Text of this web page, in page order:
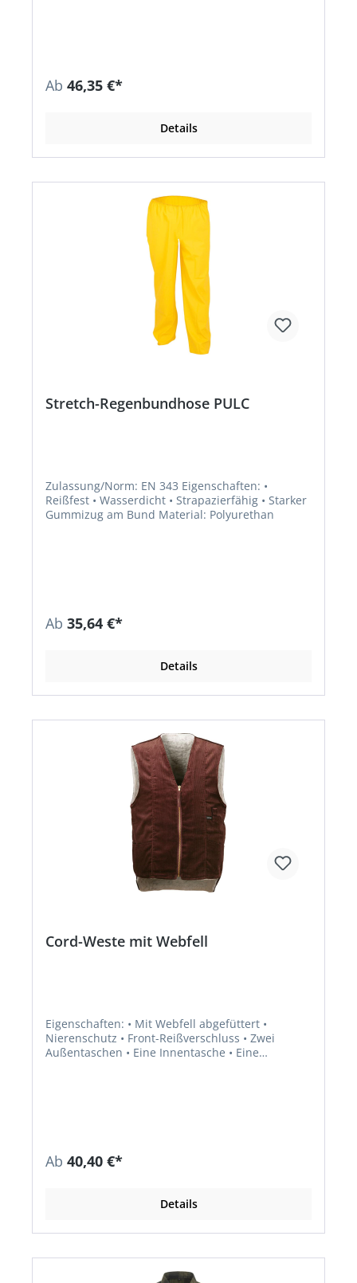
Ab 46,35 €*
Details
Stretch-Regenbundhose PULC
Zulassung/Norm: EN 343 Eigenschaften: •
Reißfest • Wasserdicht • Strapazierfähig • Starker
Gummizug am Bund Material: Polyurethan
Ab 35,64 €*
Details
Cord-Weste mit Webfell
Eigenschaften: • Mit Webfell abgefüttert •
Nierenschutz • Front-Reißverschluss • Zwei
Außentaschen • Eine Innentasche • Eine
Ab 40,40 €*
Details